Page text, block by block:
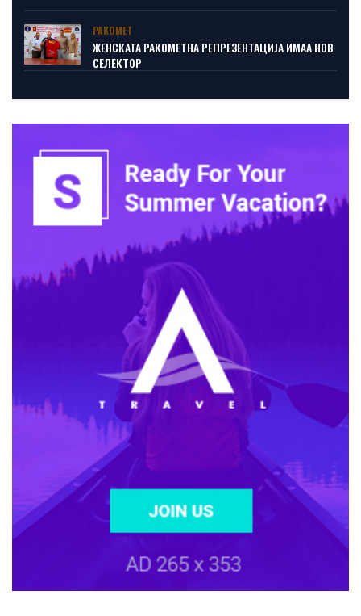
РАКОМЕТ
ЖЕНСКАТА РАКОМЕТНА РЕПРЕЗЕНТАЦИЈА ИМАА НОВ
СЕЛЕКТОР